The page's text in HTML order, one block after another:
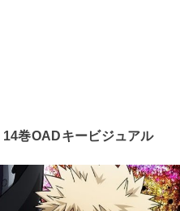
14巻OADキービジュアル